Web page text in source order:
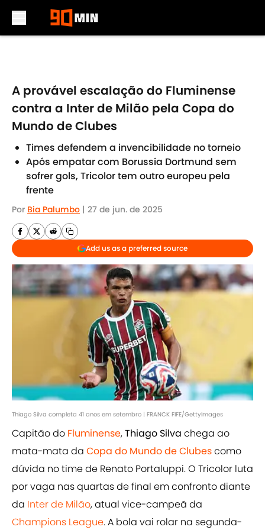
A provável escalação do Fluminense
contra a Inter de Milão pela Copa do
Mundo de Clubes
Times defendem a invencibilidade no torneio
Após empatar com Borussia Dortmund sem
sofrer gols, Tricolor tem outro europeu pela
frente
Por Bia Palumbo | 27 de jun. de 2025
Add us as a preferred source
Thiago Silva completa 41 anos em setembro | FRANCK FIFE/GettyImages
Capitão do Fluminense,Thiago Silva chega ao
mata-mata da Copa do Mundo de Clubescomo
dúvida no time de Renato Portaluppi. O Tricolor luta
por vaga nas quartas de final em confronto diante
da Inter de Milão, atual vice-campeã da
Champions League. A bola vai rolar na segunda-